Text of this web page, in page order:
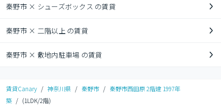
秦野市 × シューズボックス の賃貸
秦野市 × 二階以上 の賃貸
秦野市 × 敷地内駐車場 の賃貸
賃貸Canary / 神奈川県 / 秦野市 / 秦野市西田原 2階建 1997年
築 / (1LDK/2階)